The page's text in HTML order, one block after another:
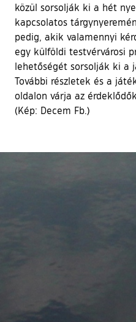
közül sorsolják ki a hét
kapcsolatos
pedig, akik valamennyi
egy külföldi testvérvárosi
lehetőségét sorsolják ki a
További részletek és a
oldalon várja az
(Kép: Decem Fb.)